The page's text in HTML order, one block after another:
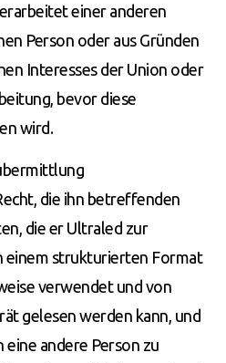
einer anderen
Person oder aus Gründen
Interesses der Union oder
bevor diese
wird.
die ihn betreffenden
die er Ultraled zur
einem strukturierten Format
verwendet und von
gelesen werden kann, und
eine andere Person zu